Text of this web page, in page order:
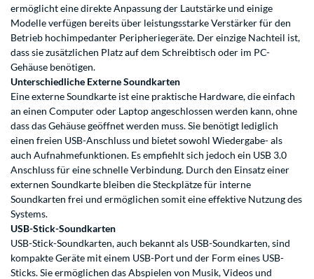
ermöglicht eine direkte Anpassung der Lautstärke und einige
Modelle verfügen bereits über leistungsstarke Verstärker für den
Betrieb hochimpedanter Peripheriegeräte. Der einzige Nachteil ist,
dass sie zusätzlichen Platz auf dem Schreibtisch oder im PC-
Gehäuse benötigen.
Unterschiedliche Externe Soundkarten
Eine externe Soundkarte ist eine praktische Hardware, die einfach
an einen Computer oder Laptop angeschlossen werden kann, ohne
dass das Gehäuse geöffnet werden muss. Sie benötigt lediglich
einen freien USB-Anschluss und bietet sowohl Wiedergabe- als
auch Aufnahmefunktionen. Es empfiehlt sich jedoch ein USB 3.0
Anschluss für eine schnelle Verbindung. Durch den Einsatz einer
externen Soundkarte bleiben die Steckplätze für interne
Soundkarten frei und ermöglichen somit eine effektive Nutzung des
Systems.
USB-Stick-Soundkarten
USB-Stick-Soundkarten, auch bekannt als USB-Soundkarten, sind
kompakte Geräte mit einem USB-Port und der Form eines USB-
Sticks. Sie ermöglichen das Abspielen von Musik, Videos und